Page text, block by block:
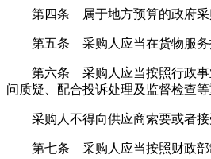
第四条 属于地方预算的政府采购
第五条 采购人应当在货物服务招
第六条 采购人应当按照行政事业
问质疑、配合投诉处理及监督检查
采购人不得向供应商索要或者接
第七条 采购人应当按照财政部制